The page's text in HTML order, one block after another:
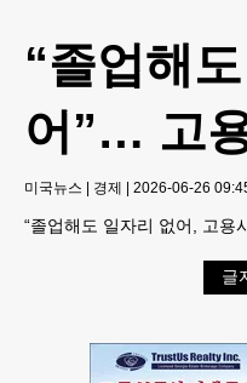
“졸업해
어”… 고
미국뉴스 | 경제 | 2026-06-26
“졸업해도 일자리 없어, 고용
글